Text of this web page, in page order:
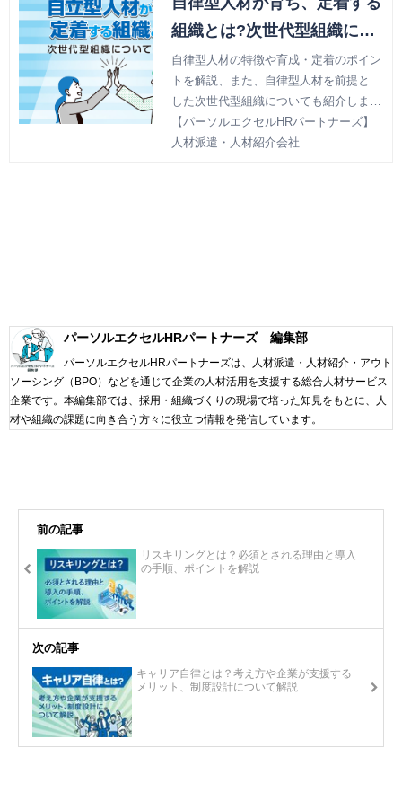
組織とは?次世代型組織につ
いても解説
自律型人材の特徴や育成・定着のポイン
トを解説、また、自律型人材を前提と
した次世代型組織についても紹介しま
す。
【パーソルエクセルHRパートナーズ】
人材派遣・人材紹介会社
パーソルエクセルHRパートナーズ 編集部
パーソルエクセルHRパートナーズは、人材派遣・人材紹介・アウト
ソーシング（BPO）などを通じて企業の人材活用を支援する総合人材サービス
企業です。本編集部では、採用・組織づくりの現場で培った知見をもとに、人
材や組織の課題に向き合う方々に役立つ情報を発信しています。
前の記事
リスキリングとは？必須とされる理由と導入
の手順、ポイントを解説
次の記事
キャリア自律とは？考え方や企業が支援する
メリット、制度設計について解説